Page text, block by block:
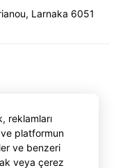
, Larnaka 6051
reklamları
platformun
ve benzeri
veya çerez